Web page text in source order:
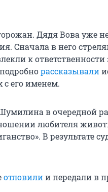
Дядя Вова уже
Сначала в него
к ответственности
рассказывали
с его именем.
в очередной
любителя
В результате
отловилии передали в